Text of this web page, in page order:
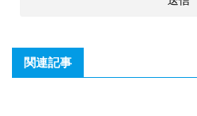
関連記事